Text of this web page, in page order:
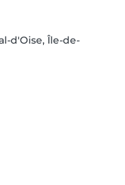
d'Oise, Île-de-